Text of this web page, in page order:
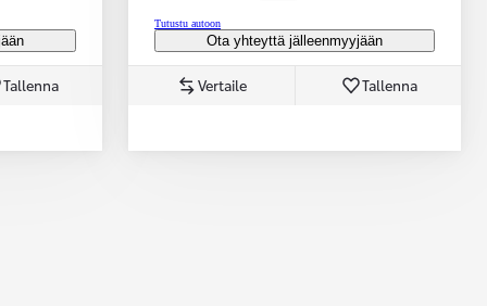
Tallenna
Tutustu autoon
Ota yhteyttä jälleenmyyjään
Vertaile Tallenna